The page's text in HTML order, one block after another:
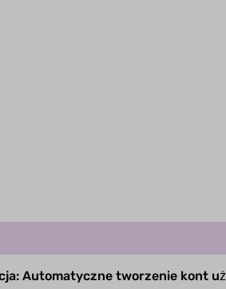
Automatyczne tworzenie kont